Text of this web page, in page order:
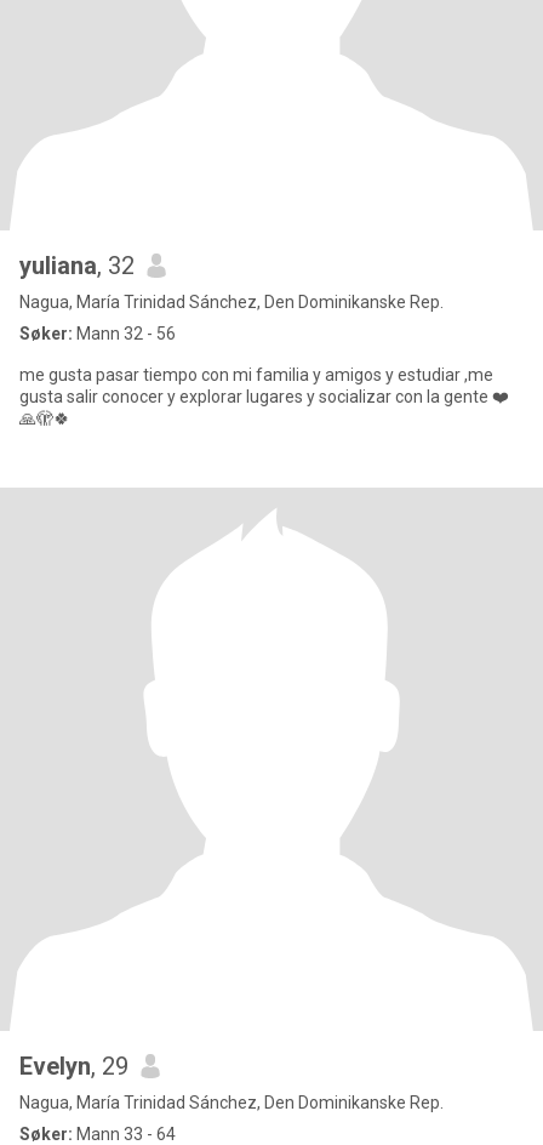
yuliana, 32
Nagua, María Trinidad Sánchez, Den Dominikanske Rep.
Søker: Mann 32 - 56
me gusta pasar tiempo con mi familia y amigos y estudiar ,me
gusta salir conocer y explorar lugares y socializar con la gente ❤️
🙏🫣🍀
Evelyn, 29
Nagua, María Trinidad Sánchez, Den Dominikanske Rep.
Søker: Mann 33 - 64